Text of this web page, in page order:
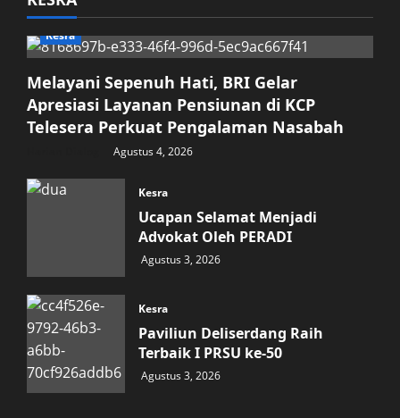
Kesra
Melayani Sepenuh Hati, BRI Gelar
Apresiasi Layanan Pensiunan di KCP
Telesera Perkuat Pengalaman Nasabah
Agustus 4, 2026
Kesra
Ucapan Selamat Menjadi
Advokat Oleh PERADI
Agustus 3, 2026
Kesra
Paviliun Deliserdang Raih
Terbaik I PRSU ke-50
Agustus 3, 2026